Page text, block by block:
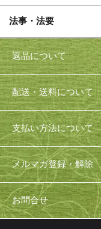
法事・法要
返品について
配送・送料について
支払い方法について
メルマガ登録・解除
お問合せ